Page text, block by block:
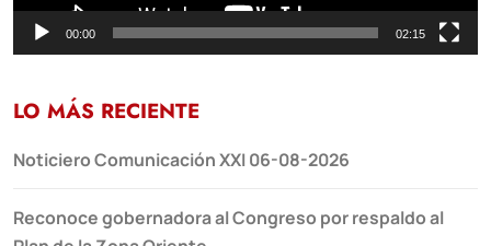
00:00 02:15
LO MÁS RECIENTE
Noticiero Comunicación XXI 06-08-2026
Reconoce gobernadora al Congreso por respaldo al